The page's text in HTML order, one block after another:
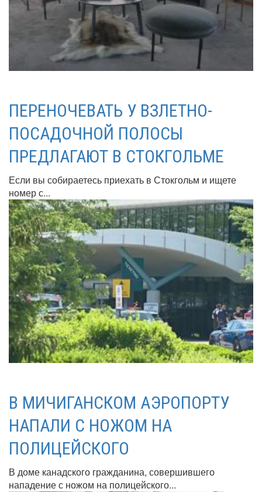
ПЕРЕНОЧЕВАТЬ У ВЗЛЕТНО-
ПОСАДОЧНОЙ ПОЛОСЫ
ПРЕДЛАГАЮТ В СТОКГОЛЬМЕ
Если вы собираетесь приехать в Стокгольм и ищете
номер с...
В МИЧИГАНСКОМ АЭРОПОРТУ
НАПАЛИ С НОЖОМ НА
ПОЛИЦЕЙСКОГО
В доме канадского гражданина, совершившего
нападение с ножом на полицейского...